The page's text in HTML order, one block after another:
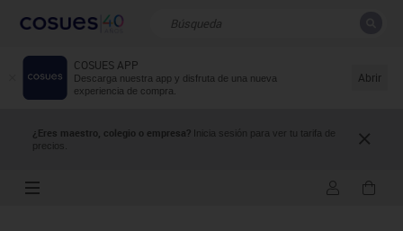
COSUES APP
Descarga nuestra app y disfruta de una nueva
experiencia de compra.
Abrir
¿Eres maestro, colegio o empresa? Inicia sesión para ver tu tarifa de
precios.
Resultados de la búsqueda